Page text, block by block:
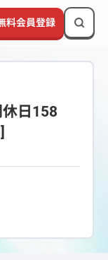
料会員登録
日158